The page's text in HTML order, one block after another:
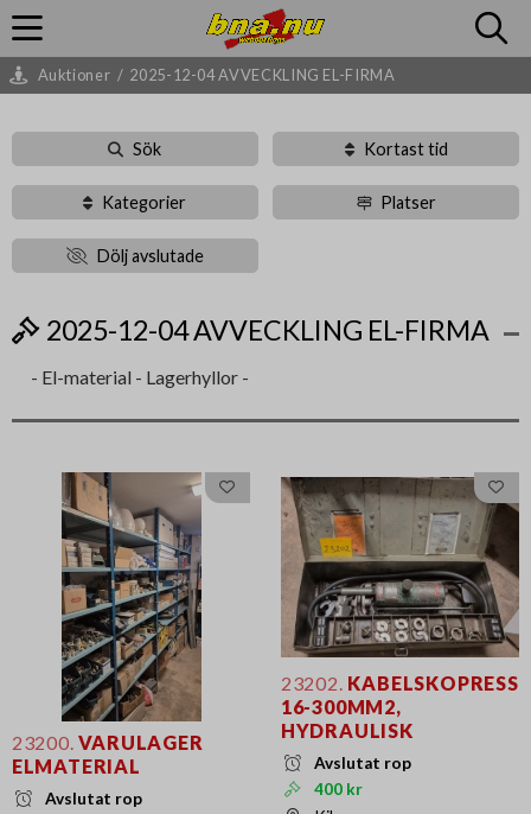
Auktioner / 2025-12-04 AVVECKLING EL-FIRMA
Sök Kortast tid
Kategorier Platser
Dölj avslutade
2025-12-04 AVVECKLING EL-FIRMA
- El-material - Lagerhyllor -
23200. VARULAGER
ELMATERIAL
Avslutat rop
23202. KABELSKOPRESS
16-300MM2,
HYDRAULISK
Avslutat rop
400 kr